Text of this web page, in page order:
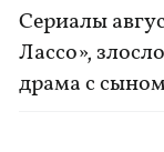
Сериалы
Лассо»,
драма с